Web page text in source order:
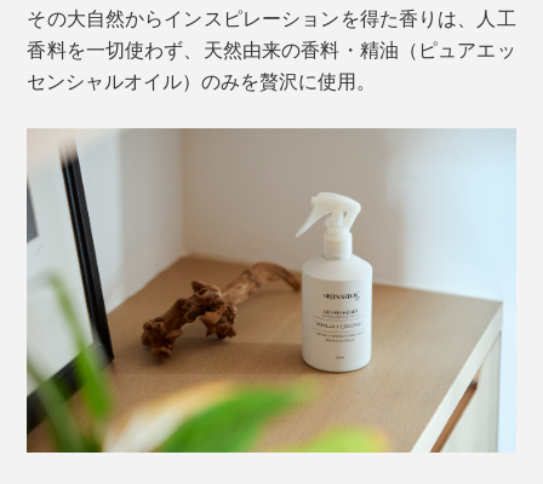
その大自然からインスピレーションを得た香りは、人工
香料を一切使わず、天然由来の香料・精油（ピュアエッ
センシャルオイル）のみを贅沢に使用。